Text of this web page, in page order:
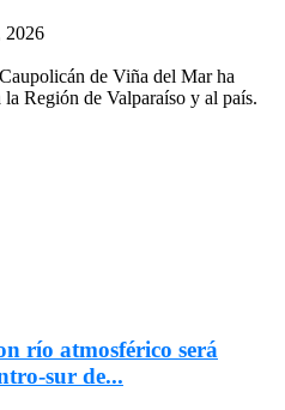
2026
de Viña del Mar ha
Región de Valparaíso y al país.
río atmosférico será
sur de...